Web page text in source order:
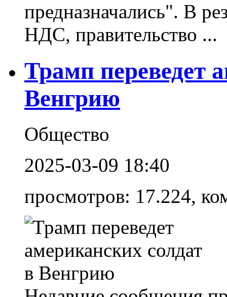
предназначались". В
НДС, правительство ...
Трамп переведет
Венгрию
Общество
2025-03-09 18:40
просмотров: 17.224,